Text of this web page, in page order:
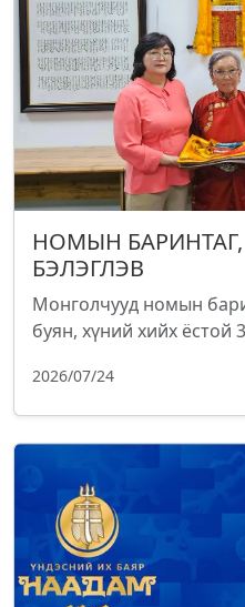
НОМЫН
БЭЛЭГЛЭВ
Монголчууд номын
буян, хүний хийх ёстой
2026/07/24